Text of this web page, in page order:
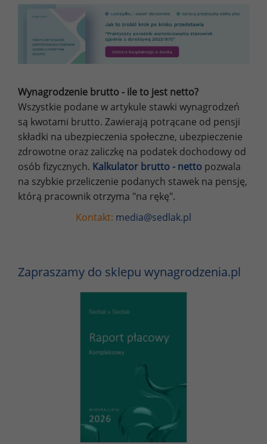
Wynagrodzenie brutto - ile to jest netto?
Wszystkie podane w artykule stawki wynagrodzeń
są kwotami brutto. Zawierają potrącane od pensji
składki na ubezpieczenia społeczne, ubezpieczenie
zdrowotne oraz zaliczkę na podatek dochodowy od
osób fizycznych. Kalkulator brutto - netto pozwala
na szybkie przeliczenie podanych stawek na pensję,
którą pracownik otrzyma "na rękę".
Kontakt: media@sedlak.pl
Zapraszamy do sklepu wynagrodzenia.pl